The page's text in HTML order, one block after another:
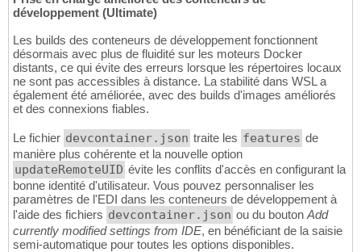
développement (Ultimate)
Les builds des conteneurs de développement fonctionnent
désormais avec plus de fluidité sur les moteurs Docker
distants, ce qui évite des erreurs lorsque les répertoires locaux
ne sont pas accessibles à distance. La stabilité dans WSL a
également été améliorée, avec des builds d'images améliorés
et des connexions fiables.
Le fichier devcontainer.json traite les features de
manière plus cohérente et la nouvelle option
updateRemoteUID évite les conflits d'accès en configurant la
bonne identité d'utilisateur. Vous pouvez personnaliser les
paramètres de l'EDI dans les conteneurs de développement à
l'aide des fichiers devcontainer.json ou du bouton Add
currently modified settings from IDE, en bénéficiant de la saisie
semi-automatique pour toutes les options disponibles.